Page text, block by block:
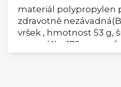
materiál polypropylen
zdravotně
vršek , hmotnost 53 g,
mm, výška 175mm,
všechny standartní...